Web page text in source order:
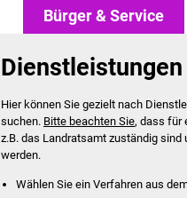
Bürger & Service
Hier können Sie gezielt nach
suchen. Bitte beachten Sie, dass für
z.B. das Landratsamt zuständig
werden.
Wählen Sie ein Verfahren aus